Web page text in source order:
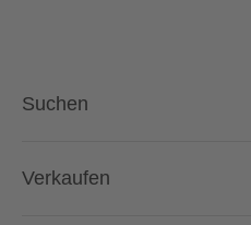
Suchen
Auto kaufen
Verkaufen